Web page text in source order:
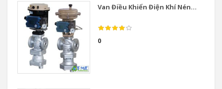
Van Điều Khiển Điện Khí Nén...
0